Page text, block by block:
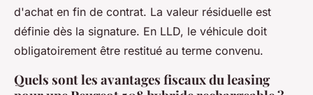
d'achat en fin de contrat. La valeur résiduelle est
définie dès la signature. En LLD, le véhicule doit
obligatoirement être restitué au terme convenu.
Quels sont les avantages fiscaux du leasing